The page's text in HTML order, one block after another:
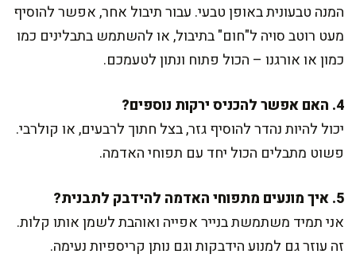
המנה טבעונית באופן טבעי. עבור תיבול אחר, אפשר להוסיף
מעט רוטב סויה ל"חום" בתיבול, או להשתמש בתבלינים כמו
כמון או אורגנו – הכול פתוח ונתון לטעמכם.
4. האם אפשר להכניס ירקות נוספים?
יכול להיות נהדר להוסיף גזר, בצל חתוך לרבעים, או קולרבי.
פשוט מתבלים הכול יחד עם תפוחי האדמה.
5. איך מונעים מתפוחי האדמה להידבק לתבנית?
אני תמיד משתמשת בנייר אפייה ואוהבת לשמן אותו קלות.
זה עוזר גם למנוע הידבקות וגם נותן קריספיות נעימה.